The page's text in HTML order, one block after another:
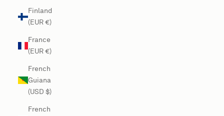
Finland
(EUR €)
France
(EUR €)
French
Guiana
(USD $)
French